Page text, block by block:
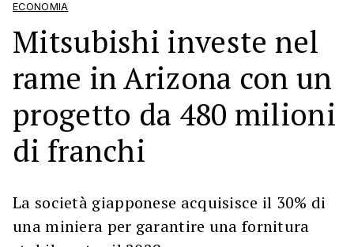
ECONOMIA
Mitsubishi investe nel
rame in Arizona con un
progetto da 480 milioni
di franchi
La società giapponese acquisisce il 30% di
una miniera per garantire una fornitura